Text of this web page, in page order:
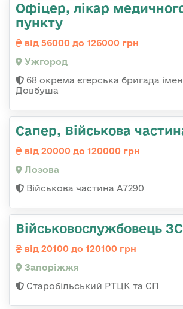
Офіцер, лікар
пункту
від 56000 до 126000 грн
Ужгород
68 окрема єгерська бригада
Довбуша
Сапер, Військова
від 20000 до 120000 грн
Лозова
Військова частина А7290
Військовослужбовець
від 20100 до 120100 грн
Запоріжжя
Старобільський РТЦК та СП